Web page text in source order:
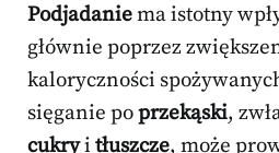
Podjadaniema istotny
głównie poprzez
kaloryczności
sięganie poprzekąski,
cukryi tłuszcze, może